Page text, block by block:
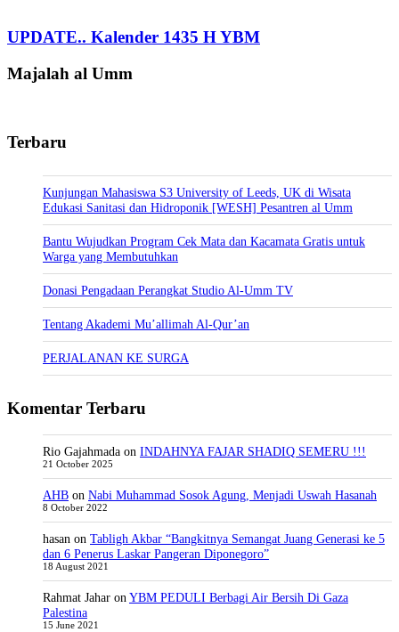
UPDATE.. Kalender 1435 H YBM
Majalah al Umm
Terbaru
Kunjungan Mahasiswa S3 University of Leeds, UK di Wisata
Edukasi Sanitasi dan Hidroponik [WESH] Pesantren al Umm
Bantu Wujudkan Program Cek Mata dan Kacamata Gratis untuk
Warga yang Membutuhkan
Donasi Pengadaan Perangkat Studio Al-Umm TV
Tentang Akademi Mu’allimah Al-Qur’an
PERJALANAN KE SURGA
Komentar Terbaru
Rio Gajahmada on INDAHNYA FAJAR SHADIQ SEMERU !!!
21 October 2025
AHB on Nabi Muhammad Sosok Agung, Menjadi Uswah Hasanah
8 October 2022
hasan on Tabligh Akbar “Bangkitnya Semangat Juang Generasi ke 5
dan 6 Penerus Laskar Pangeran Diponegoro”
18 August 2021
Rahmat Jahar onYBM PEDULI Berbagi Air Bersih Di Gaza
Palestina
15 June 2021